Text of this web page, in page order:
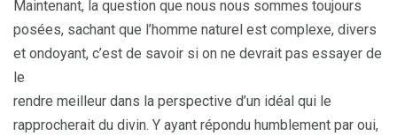
Maintenant, la question que nous nous sommes toujours
posées, sachant que l’homme naturel est complexe, divers
et ondoyant, c’est de savoir si on ne devrait pas essayer de
le
rendre meilleur dans la perspective d’un idéal qui le
rapprocherait du divin. Y ayant répondu humblement par oui,